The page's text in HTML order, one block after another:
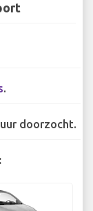
.
doorzocht.